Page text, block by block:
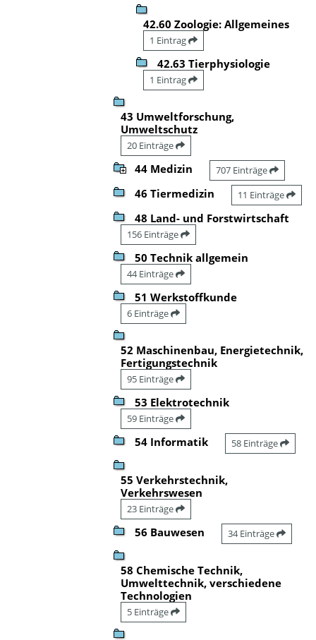
42.60 Zoologie: Allgemeines
1 Eintrag
42.63 Tierphysiologie
1 Eintrag
43 Umweltforschung,
Umweltschutz
20 Einträge
44 Medizin 707 Einträge
46 Tiermedizin 11 Einträge
48 Land- und Forstwirtschaft
156 Einträge
50 Technik allgemein
44 Einträge
51 Werkstoffkunde
6 Einträge
52 Maschinenbau, Energietechnik,
Fertigungstechnik
95 Einträge
53 Elektrotechnik
59 Einträge
54 Informatik 58 Einträge
55 Verkehrstechnik,
Verkehrswesen
23 Einträge
56 Bauwesen 34 Einträge
58 Chemische Technik,
Umwelttechnik, verschiedene
Technologien
5 Einträge